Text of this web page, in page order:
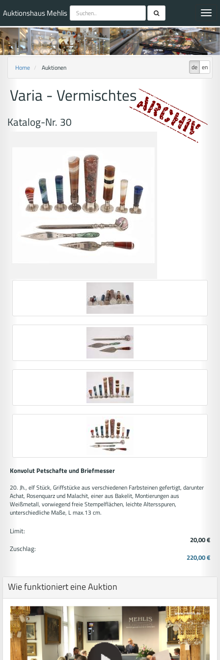
Auktionshaus Mehlis
de en
Home Auktionen
Varia - Vermischtes
Katalog-Nr. 30
Konvolut Petschafte und Briefmesser
20. Jh., elf Stück, Griffstücke aus verschiedenen Farbsteinen gefertigt, darunter
Achat, Rosenquarz und Malachit, einer aus Bakelit, Montierungen aus
Weißmetall, vorwiegend freie Stempelflächen, leichte Altersspuren,
unterschiedliche Maße, L max.13 cm.
Limit:
20,00 €
Zuschlag:
220,00 €
Wie funktioniert eine Auktion